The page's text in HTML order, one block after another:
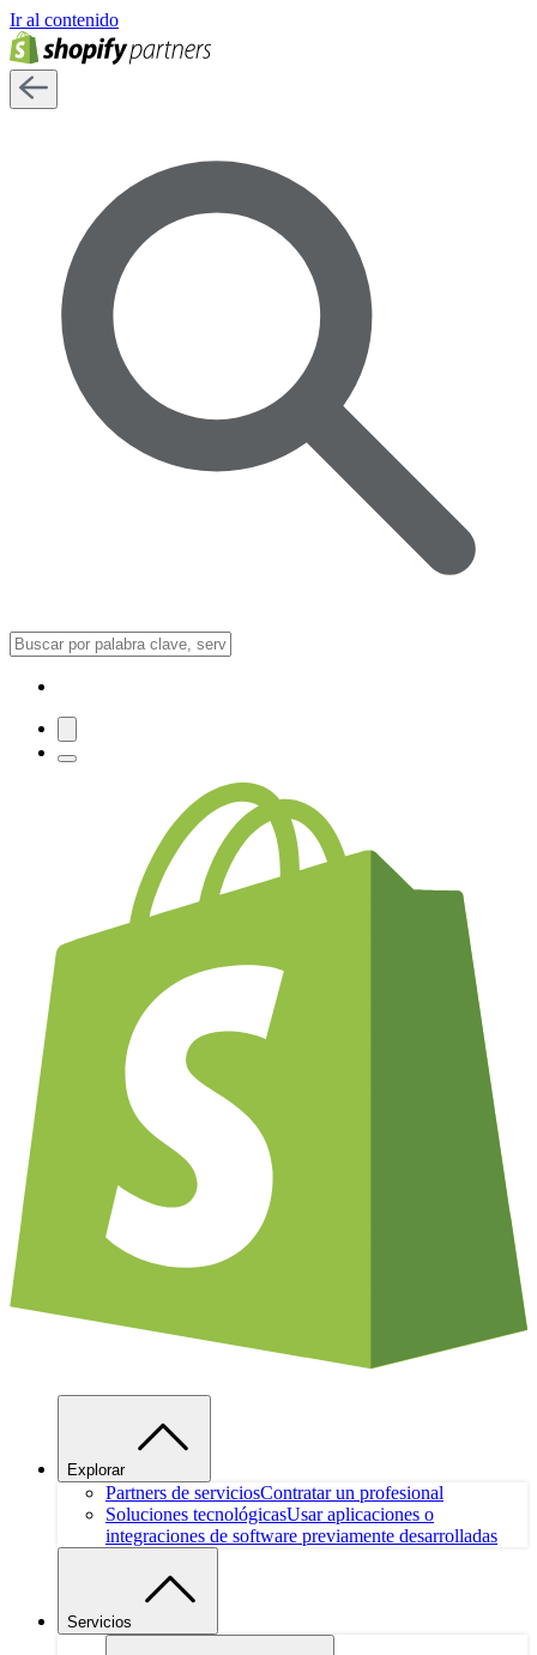
Ir al contenido
Explorar
Partners de serviciosContratar un profesional
Soluciones tecnológicasUsar aplicaciones o
integraciones de software previamente desarrolladas
Servicios